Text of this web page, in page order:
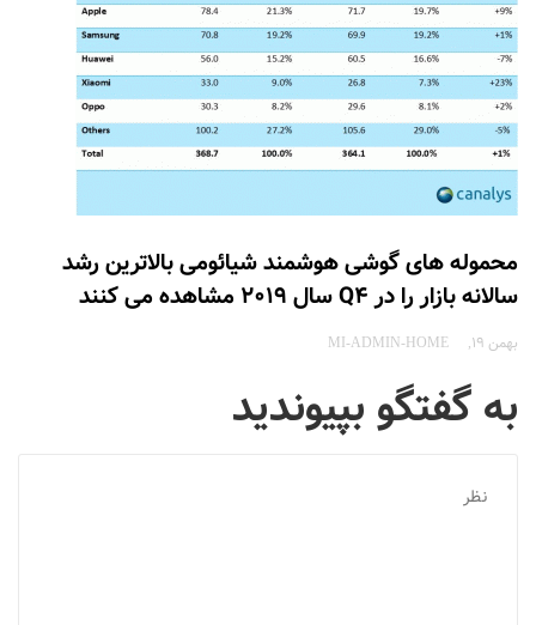
محموله های گوشی هوشمند شیائومی بالاترین رشد
سالانه بازار را در Q4 سال 2019 مشاهده می کنند
بهمن 19 MI-ADMIN-HOME
به گفتگو بپیوندید